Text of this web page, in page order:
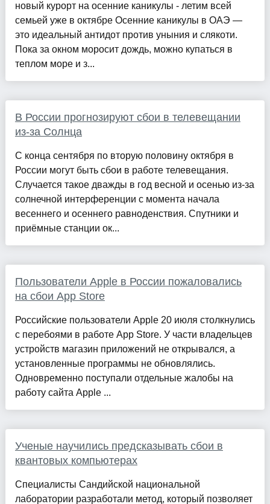
новый курорт на осенние каникулы - летим всей
семьей уже в октябре Осенние каникулы в ОАЭ —
это идеальный антидот против уныния и слякоти.
Пока за окном моросит дождь, можно купаться в
теплом море и з...
В России прогнозируют сбои в телевещании
из-за Солнца
С конца сентября по вторую половину октября в
России могут быть сбои в работе телевещания.
Случается такое дважды в год весной и осенью из-за
солнечной интерференции с момента начала
весеннего и осеннего равноденствия. Спутники и
приёмные станции ок...
Пользователи Apple в России пожаловались
на сбои App Store
Российские пользователи Apple 20 июля столкнулись
с перебоями в работе App Store. У части владельцев
устройств магазин приложений не открывался, а
установленные программы не обновлялись.
Одновременно поступали отдельные жалобы на
работу сайта Apple ...
Ученые научились предсказывать сбои в
квантовых компьютерах
Специалисты Сандийской национальной
лаборатории разработали метод, который позволяет